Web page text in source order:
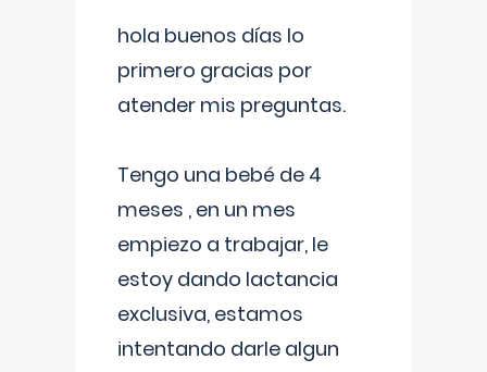
hola buenos días lo
primero gracias por
atender mis preguntas.
Tengo una bebé de 4
meses , en un mes
empiezo a trabajar, le
estoy dando lactancia
exclusiva, estamos
intentando darle algun